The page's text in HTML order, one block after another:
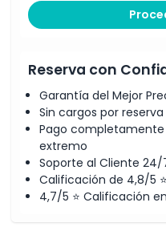
Reserva con
Garantía del Mejor
Sin cargos por reserva
Pago
extremo
Soporte al Cliente 24/
Calificación de 4,8/5
4,7/5 ⭐ Calificación